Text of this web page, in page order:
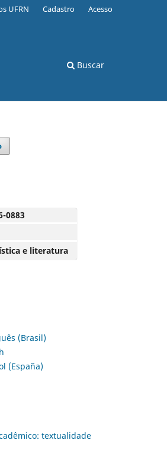
Buscar
UFRN Cadastro Acesso
0883
e literatura
(Brasil)
(España)
textualidade